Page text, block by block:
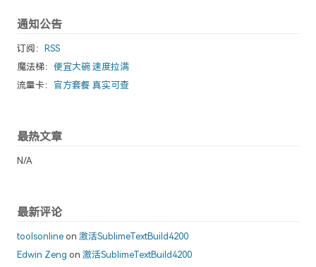
通知公告
订阅：
RSS
魔法梯： 便宜大碗 速度拉满
流量卡： 官方套餐 真实可查
最热文章
N/A
最新评论
toolsonline on 激活SublimeTextBuild4200
Edwin Zeng on 激活SublimeTextBuild4200